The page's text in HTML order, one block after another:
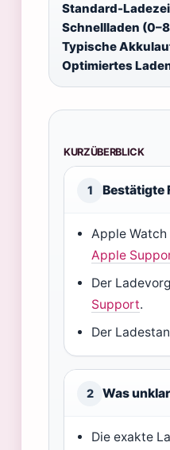
Standard-
Schnellladen
Typische
Optimiertes
KURZÜBERBLICK
1 Bestätigte
Apple
Apple
Der
Support.
Der
2 Was
Die exakte